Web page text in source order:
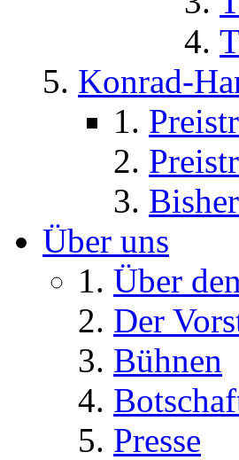
Konrad-
Über uns
Über
Der
Bühnen
Presse